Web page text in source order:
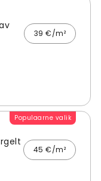
39 €/m²
Populaarne valik
45 €/m²